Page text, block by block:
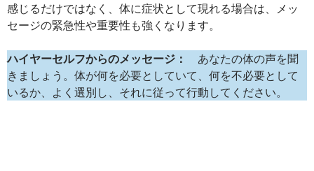
感じるだけではなく、体に症状として現れる場合は、メッ
セージの緊急性や重要性も強くなります。
ハイヤーセルフからのメッセージ：
あなたの体の声を聞
きましょう。体が何を必要としていて、何を不必要として
いるか、よく選別し、それに従って行動してください。